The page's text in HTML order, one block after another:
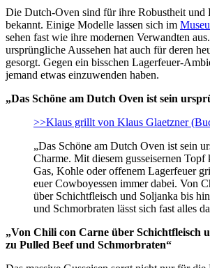
Die Dutch-Oven sind für ihre Robustheit und
bekannt. Einige Modelle lassen sich im
sehen fast wie ihre modernen Verwandten
ursprüngliche Aussehen hat auch für deren
gesorgt. Gegen ein bisschen Lagerfeuer-
jemand etwas einzuwenden haben.
„Das Schöne am Dutch Oven ist sein
>>Klaus grillt von Klaus Glaetzner
„Das Schöne am Dutch Oven ist sein
Charme. Mit diesem gusseisernen
Gas, Kohle oder offenem Lagerfeuer
euer Cowboyessen immer dabei. Von
über Schichtfleisch und Soljanka bis
und Schmorbraten lässt sich fast alles
„Von Chili con Carne über Schichtfleisch
zu Pulled Beef und Schmorbraten“